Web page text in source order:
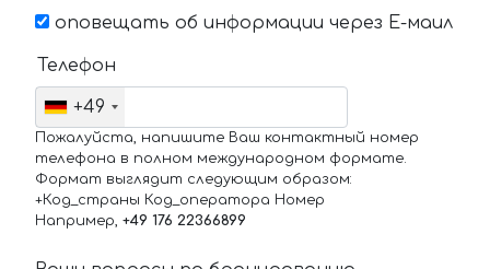
оповещать об информации через Е-маил
Телефон
+49
Пожалуйста, напишите Ваш контактный номер
телефона в полном международном формате.
Формат выглядит следующим образом:
+Код_страны Код_оператора Номер
Например, +49 176 22366899